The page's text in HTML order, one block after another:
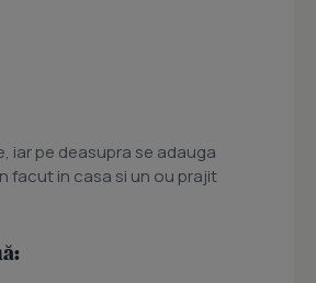
iar pe deasupra se adauga
facut in casa si un ou prajit